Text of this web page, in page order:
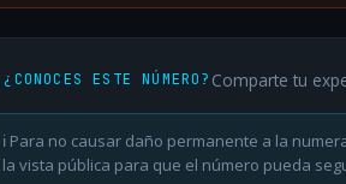
ESTE NÚMERO? Comparte tu
ℹ️ Para no causar daño permanente a la
la vista pública para que el número pueda